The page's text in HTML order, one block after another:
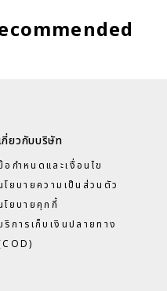
กี่ยวกับบริษัท
อกำหนดและเงื่อนไข
โยบายความเป็นส่วนตัว
โยบายคุกกี้
ริการเก็บเงินปลายทาง